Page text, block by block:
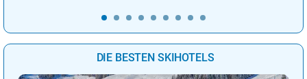
DIE BESTEN SKIHOTELS